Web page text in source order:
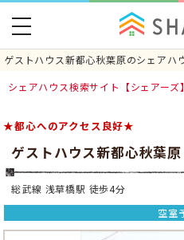
ゲストハウス新都心秋葉原のシェアハ
toggle
navigation
シェアハウス検索サイト【シェアーズ】
★都心へのアクセス良好★
ゲストハウス新都心秋葉原
総武線 浅草橋駅 徒歩4分
空室